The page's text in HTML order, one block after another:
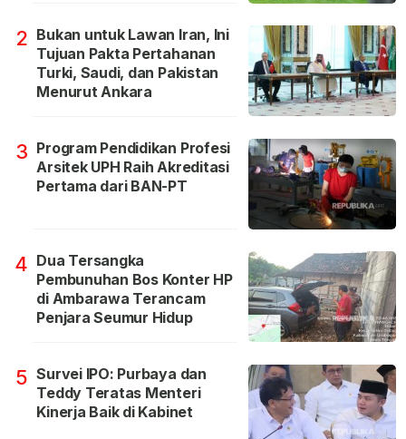
2 Bukan untuk Lawan Iran, Ini
Tujuan Pakta Pertahanan
Turki, Saudi, dan Pakistan
Menurut Ankara
3 Program Pendidikan Profesi
Arsitek UPH Raih Akreditasi
Pertama dari BAN-PT
4 Dua Tersangka
Pembunuhan Bos Konter HP
di Ambarawa Terancam
Penjara Seumur Hidup
5 Survei IPO: Purbaya dan
Teddy Teratas Menteri
Kinerja Baik di Kabinet